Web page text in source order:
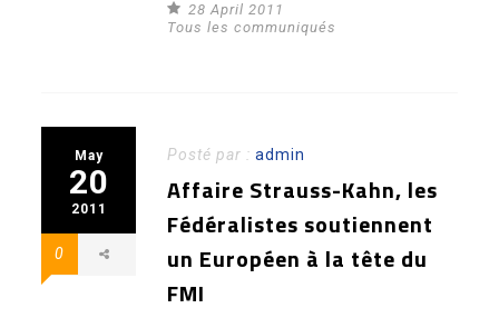
28 April 2011
Tous les communiqués
May
20
2011
0
Posté par :admin
Affaire Strauss-Kahn, les
Fédéralistes soutiennent
un Européen à la tête du
FMI